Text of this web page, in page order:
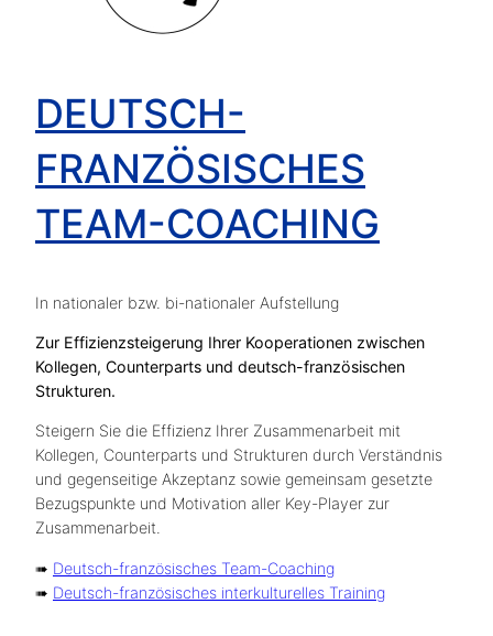
DEUTSCH-
FRANZÖSISCHES
TEAM-COACHING
In nationaler bzw. bi-nationaler Aufstellung
Zur Effizienzsteigerung Ihrer Kooperationen zwischen
Kollegen, Counterparts und deutsch-französischen
Strukturen.
Steigern Sie die Effizienz Ihrer Zusammenarbeit mit
Kollegen, Counterparts und Strukturen durch Verständnis
und gegenseitige Akzeptanz sowie gemeinsam gesetzte
Bezugspunkte und Motivation aller Key-Player zur
Zusammenarbeit.
➠ Deutsch-französisches Team-Coaching
➠ Deutsch-französisches interkulturelles Training